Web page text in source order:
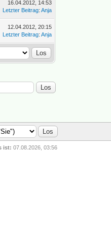
16.04.2012, 14:53
Letzter Beitrag:Anja
12.04.2012, 20:15
Letzter Beitrag:Anja
ist: 07.08.2026, 03:56